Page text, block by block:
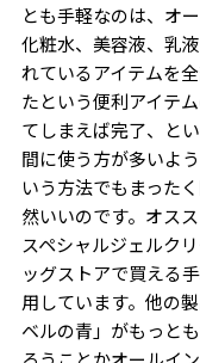
とも手軽なのは、オ
化粧水、美容液、乳
れているアイテムを
たという便利アイテ
てしまえば完了、と
間に使う方が多いよ
いう方法でもまった
然いいのです。オス
スペシャルジェルク
ッグストアで買える
用しています。他の
ベルの青」がもっと